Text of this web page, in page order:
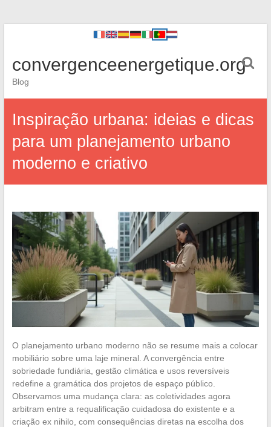
convergenceenergetique.org
Blog
Inspiração urbana: ideias e dicas
para um planejamento urbano
moderno e criativo
O planejamento urbano moderno não se resume mais a colocar
mobiliário sobre uma laje mineral. A convergência entre
sobriedade fundiária, gestão climática e usos reversíveis
redefine a gramática dos projetos de espaço público.
Observamos uma mudança clara: as coletividades agora
arbitram entre a requalificação cuidadosa do existente e a
criação ex nihilo, com consequências diretas na escolha dos